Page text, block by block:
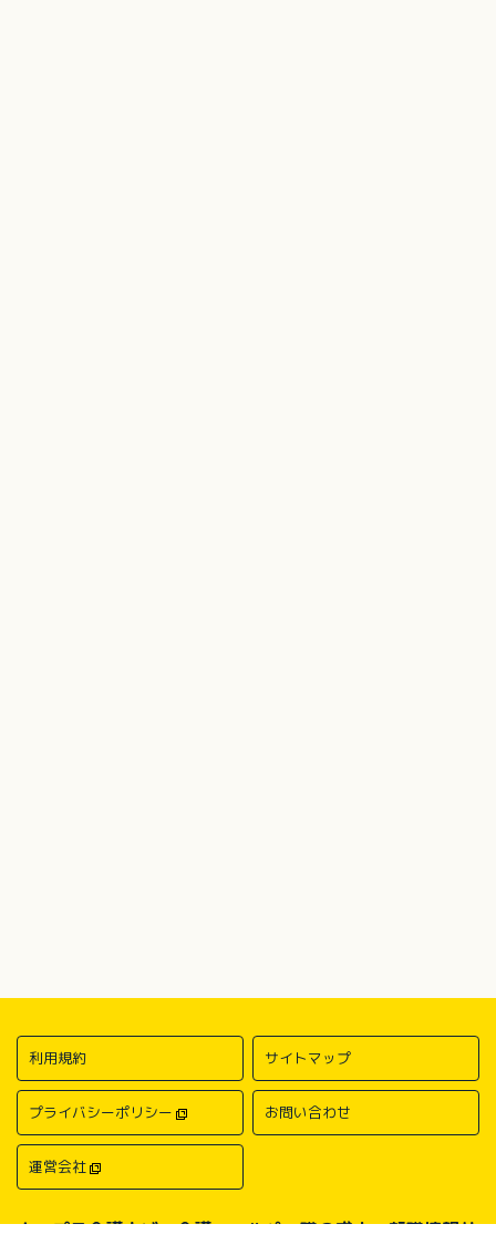
利用規約 サイトマップ
プライバシーポリシー お問い合わせ
運営会社
キャプラ介護ナビ－介護・ヘルパー職の求人・転職情報サ